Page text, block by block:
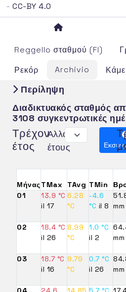
-CC-BY 4.0
Reggello σταθμού (FI)
Ρεκόρ
Archivio
Περίληψη
Διαδικτυακός σταθμός
3108 συγκεντρωτικές
Τρέχον
έτος
Αλλαγή
έτους
ΜήναςTMax TAvg TMin
01
13.9 °C
il 17
6.28
°C
-4.6
°C il 8 mm
02
18.4 °C
il 26
8.99
°C
1.0 °C
il 2
mm
03
18.7 °C
il 16
9.79
°C
0.7 °C
il 26
mm